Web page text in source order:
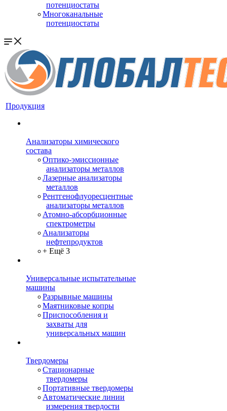
потенциостаты
Многоканальные
потенциостаты
Продукция
Анализаторы химического
состава
Оптико-эмиссионные
анализаторы металлов
Лазерные анализаторы
металлов
Рентгенофлуоресцентные
анализаторы металлов
Атомно-абсорбционные
спектрометры
Анализаторы
нефтепродуктов
+ Ещё 3
Универсальные испытательные
машины
Разрывные машины
Маятниковые копры
Приспособления и
захваты для
универсальных машин
Твердомеры
Стационарные
твердомеры
Портативные твердомеры
Автоматические линии
измерения твердости